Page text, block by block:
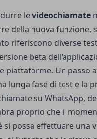
levideochiamate
della nuova funzione,
riferiscono diverse
beta
piattaforme. Un passo
lunga fase di test e la
su WhatsApp,
proprio che il
si possa effettuare una